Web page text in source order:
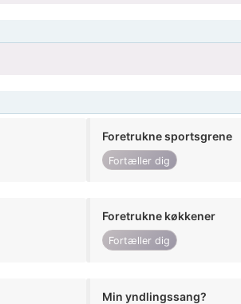
Foretrukne sportsgrene
Fortæller dig
Foretrukne køkkener
Fortæller dig
Min yndlingssang?